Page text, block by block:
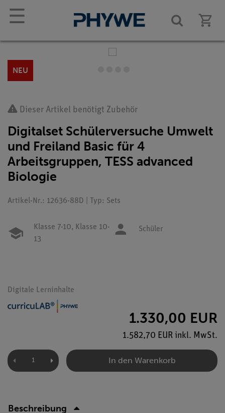
☰
NEU
Dieser Artikel benötigt Zubehör
Digitalset Schülerversuche Umwelt
und Freiland Basic für 4
Arbeitsgruppen, TESS advanced
Biologie
Artikel-Nr.: 12636-88D | Typ: Sets
Klasse 7-10, Klasse 10-
13
Schüler
Digitale Lerninhalte
1.330,00 EUR
1.582,70 EUR inkl. MwSt.
In den Warenkorb
Beschreibung